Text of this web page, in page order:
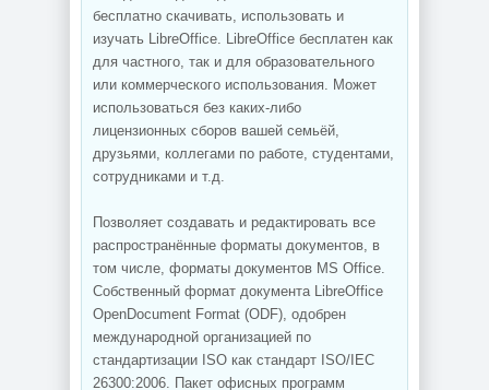
бесплатно скачивать, использовать и
изучать LibreOffice. LibreOffice бесплатен как
для частного, так и для образовательного
или коммерческого использования. Может
использоваться без каких-либо
лицензионных сборов вашей семьёй,
друзьями, коллегами по работе, студентами,
сотрудниками и т.д.
Позволяет создавать и редактировать все
распространённые форматы документов, в
том числе, форматы документов MS Office.
Собственный формат документа LibreOffice
OpenDocument Format (ODF), одобрен
международной организацией по
стандартизации ISO как стандарт ISO/IEC
26300:2006. Пакет офисных программ